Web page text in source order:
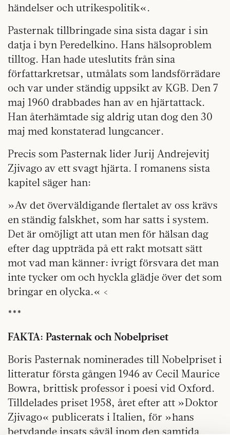
händelser och utrikespolitik«.
Pasternak tillbringade sina sista dagar i sin
datja i byn Peredelkino. Hans hälsoproblem
tilltog. Han hade uteslutits från sina
författarkretsar, utmålats som landsförrädare
och var under ständig uppsikt av KGB. Den 7
maj 1960 drabbades han av en hjärtattack.
Han återhämtade sig aldrig utan dog den 30
maj med konstaterad lungcancer.
Precis som Pasternak lider Jurij Andrejevitj
Zjivago av ett svagt hjärta. I romanens sista
kapitel säger han:
»Av det överväldigande flertalet av oss krävs
en ständig falskhet, som har satts i system.
Det är omöjligt att utan men för hälsan dag
efter dag uppträda på ett rakt motsatt sätt
mot vad man känner: ivrigt försvara det man
inte tycker om och hyckla glädje över det som
bringar en olycka.« <
***
FAKTA: Pasternak och Nobelpriset
Boris Pasternak nominerades till Nobelpriset i
litteratur första gången 1946 av Cecil Maurice
Bowra, brittisk professor i poesi vid Oxford.
Tilldelades priset 1958, året efter att »Doktor
Zjivago« publicerats i Italien, för »hans
betydande insats såväl inom den samtida